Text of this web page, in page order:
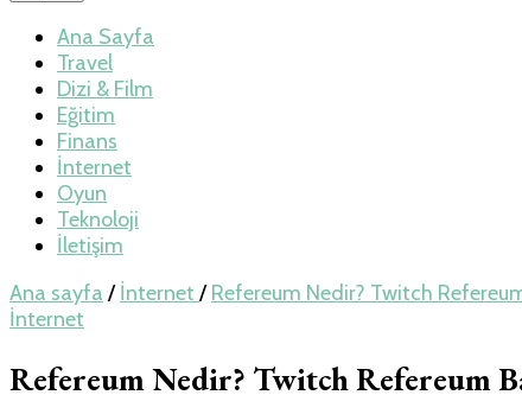
Teknoloji, Oyun
Ana Sayfa
Travel
Dizi & Film
Eğitim
Finans
İnternet
Oyun
Teknoloji
İletişim
Ana sayfa / İnternet / Refereum Nedir? Twitch
İnternet
Refereum Nedir? Twitch Refereum